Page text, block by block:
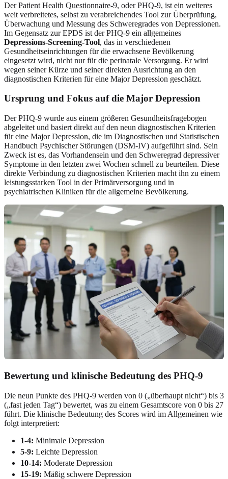
Der Patient Health Questionnaire-9, oder PHQ-9, ist ein weiteres
weit verbreitetes, selbst zu verabreichendes Tool zur Überprüfung,
Überwachung und Messung des Schweregrades von Depressionen.
Im Gegensatz zur EPDS ist der PHQ-9 ein allgemeines
Depressions-Screening-Tool, das in verschiedenen
Gesundheitseinrichtungen für die erwachsene Bevölkerung
eingesetzt wird, nicht nur für die perinatale Versorgung. Er wird
wegen seiner Kürze und seiner direkten Ausrichtung an den
diagnostischen Kriterien für eine Major Depression geschätzt.
Ursprung und Fokus auf die Major Depression
Der PHQ-9 wurde aus einem größeren Gesundheitsfragebogen
abgeleitet und basiert direkt auf den neun diagnostischen Kriterien
für eine Major Depression, die im Diagnostischen und Statistischen
Handbuch Psychischer Störungen (DSM-IV) aufgeführt sind. Sein
Zweck ist es, das Vorhandensein und den Schweregrad depressiver
Symptome in den letzten zwei Wochen schnell zu beurteilen. Diese
direkte Verbindung zu diagnostischen Kriterien macht ihn zu einem
leistungsstarken Tool in der Primärversorgung und in
psychiatrischen Kliniken für die allgemeine Bevölkerung.
Bewertung und klinische Bedeutung des PHQ-9
Die neun Punkte des PHQ-9 werden von 0 („überhaupt nicht“) bis 3
(„fast jeden Tag“) bewertet, was zu einem Gesamtscore von 0 bis 27
führt. Die klinische Bedeutung des Scores wird im Allgemeinen wie
folgt interpretiert:
1-4: Minimale Depression
5-9: Leichte Depression
10-14: Moderate Depression
15-19: Mäßig schwere Depression